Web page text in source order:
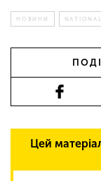
НОВИНИ
Цей